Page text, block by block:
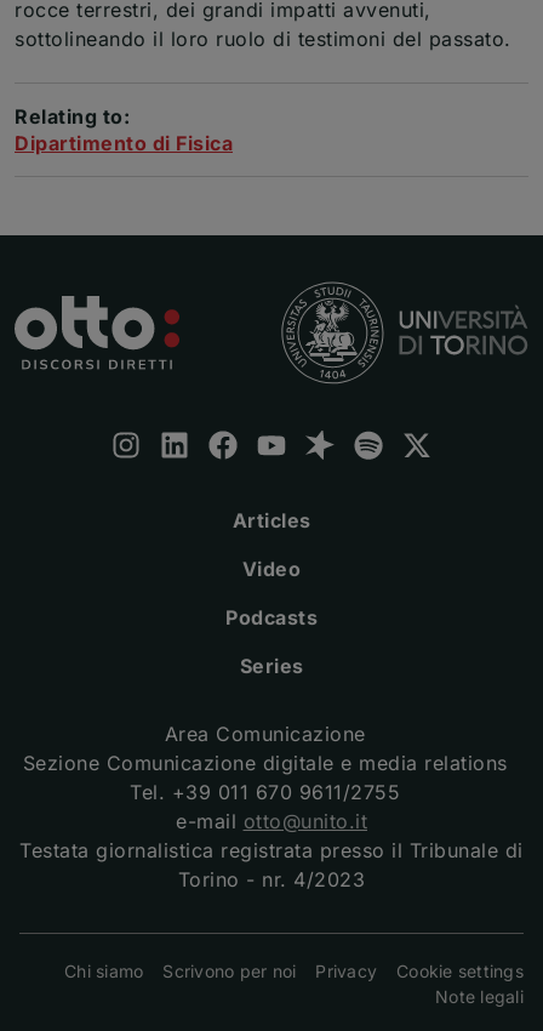
rocce terrestri, dei grandi impatti avvenuti,
sottolineando il loro ruolo di testimoni del passato.
Relating to:
Dipartimento di Fisica
Articles
Video
Podcasts
Series
Area Comunicazione
Sezione Comunicazione digitale e media relations
Tel. +39 011 670 9611/2755
e-mail otto@unito.it
Testata giornalistica registrata presso il Tribunale di
Torino - nr. 4/2023
Chi siamo Scrivono per noi Privacy (apre una nuova
Cookie settings
Note legali